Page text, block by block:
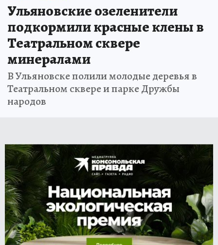
Ульяновские озеленители
подкормили красные клены в
Театральном сквере
минералами
В Ульяновске полили молодые деревья в
Театральном сквере и парке Дружбы
народов